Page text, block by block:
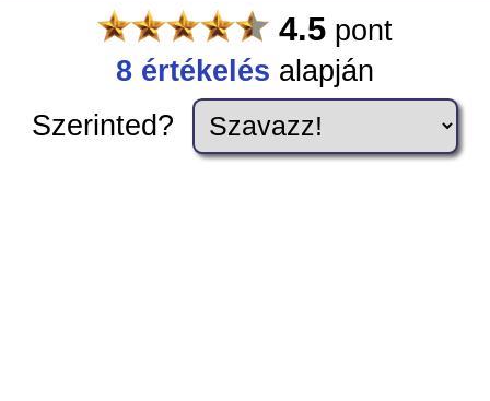
4.5 pont
8 értékelés alapján
Szerinted?